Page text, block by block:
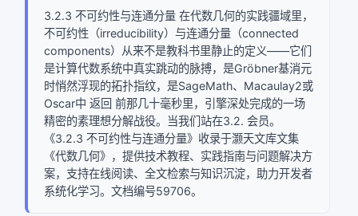
3.2.3 不可约性与连通分量 在代数几何的实践疆域里，
不可约性（irreducibility）与连通分量（connected
components）从来不是教科书里静止的定义——它们
是计算代数系统中真实跳动的脉搏，是Gröbner基消元
时悄然浮现的拓扑指纹，是SageMath、Macaulay2或
Oscar中 返回 前那几十毫秒里，引擎深处完成的一场
精密的素理想分解战役。当我们站在3.2. 会员。
《3.2.3 不可约性与连通分量》收录于灏天文库文集
《代数几何》，提供技术教程、实践指南与问题解决方
案，支持在线阅读、全文检索与知识沉淀，助力开发者
系统化学习。文档编号59706。